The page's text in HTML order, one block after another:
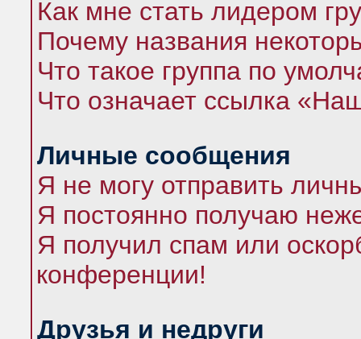
Как мне стать лидером
Почему названия
Что такое группа по
Что означает ссылка
Личные сообщения
Я не могу отправить
Я постоянно получаю
Я получил спам или
конференции!
Друзья и недруги